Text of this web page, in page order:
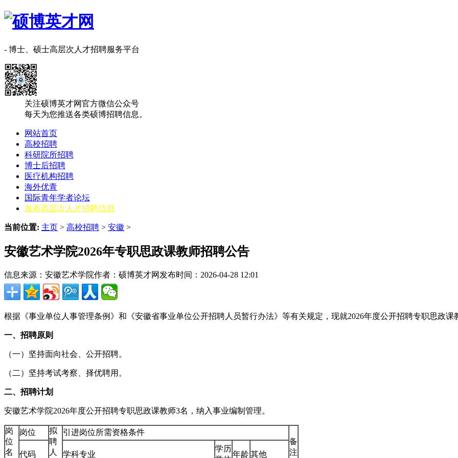
- 博士、硕士高层次人才招聘服务平台
关注硕博英才网官方微信公众号
每天为您推送各类硕博招聘信息。
网站首页
高校招聘
科研院所招聘
博士后招聘
医疗机构招聘
海外优青
国际青年学者论坛
发布高层次人才招聘信息
当前位置: 主页 > 高校招聘 > 安徽 >
安徽艺术学院2026年专职思政课教师招聘公告
信息来源：安徽艺术学院作者：硕博英才网 发布时间：2026-04-28 12:01
根据《事业单位人事管理条例》和《安徽省事业单位公开招聘人员暂行办法》等有关规定，现就2026年度公开招聘专职思政课
一、招聘原则
（一）坚持面向社会、公开招聘。
（二）坚持考试考察、择优聘用。
二、招聘计划
安徽艺术学院2026年度公开招聘专职思政课教师3名，纳入事业编制管理。
岗
位
名
岗位
拟
聘
人
引进岗位所需资格条件
备
注
代码 学科专业
学历
年龄 其他